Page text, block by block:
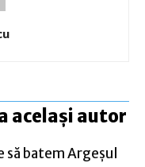
același autor
batem Argeşul